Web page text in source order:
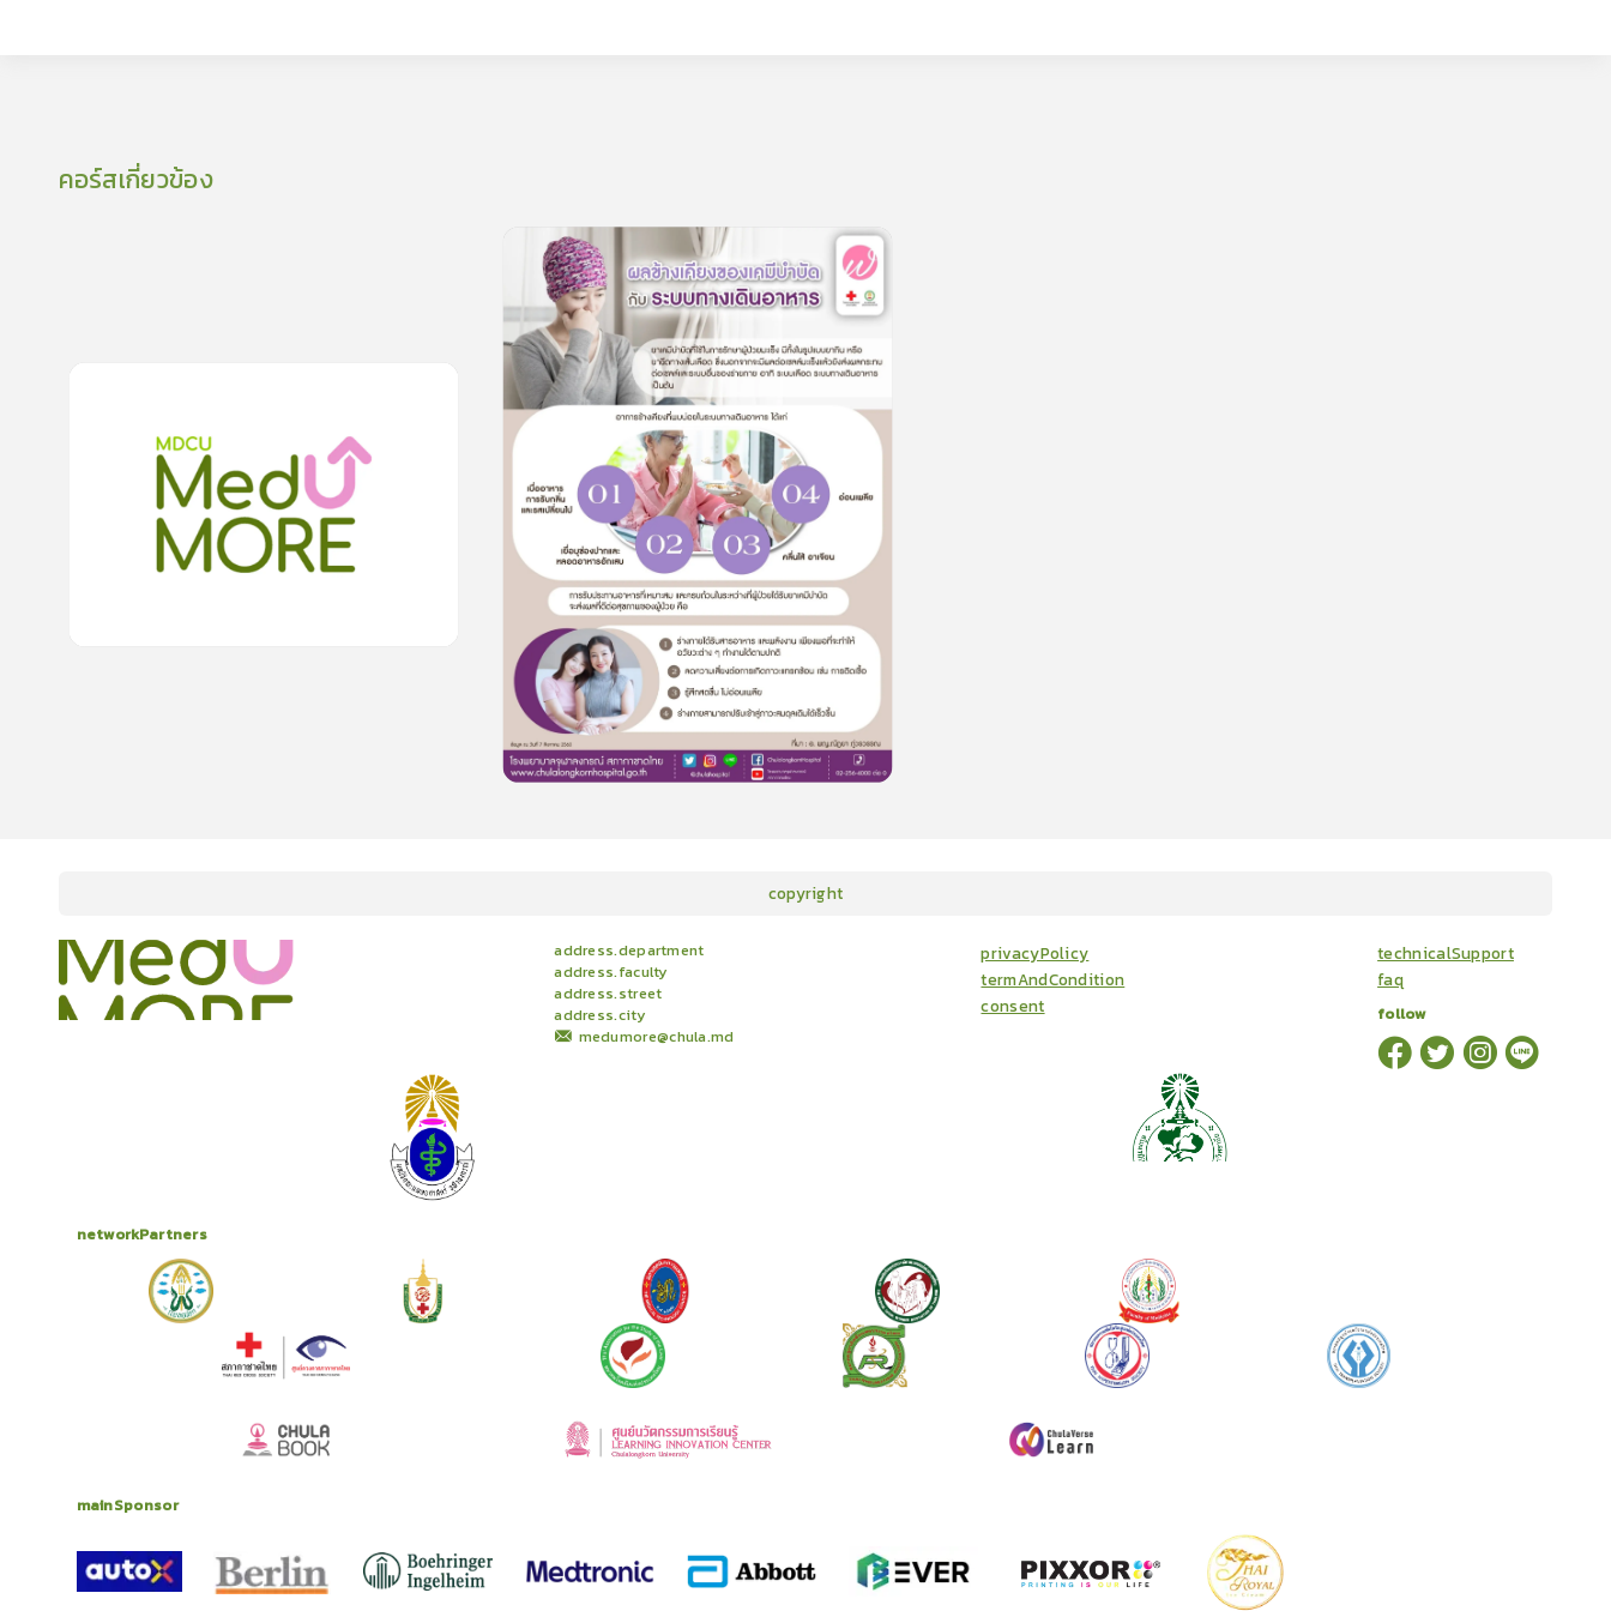
คอร์สเกี่ยวข้อง
ผลกระทบจาก Work From Home ต่อระบบทางเดิน
0.0 0 rating)
0 lesson 0m
ผลข้างเคียงของเคมีบำบัด กับ ระบบทางเดินอาหาร
0.0 0rating)
copyright
address.department
address.faculty
address.street
address.city
medumore@chula.md
privacyPolicy
termAndCondition
consent
technicalSupport
faq
follow
onlineCoursesacademicConferences
networkPartners
mainSponsor